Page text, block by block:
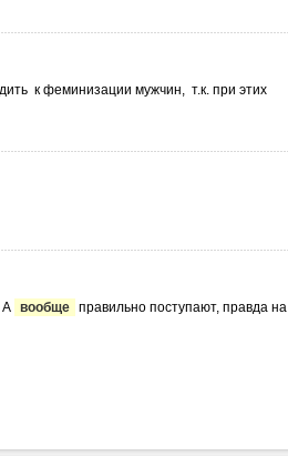
к феминизации мужчин, т.к. при этих
А вообще правильно поступают, правда на